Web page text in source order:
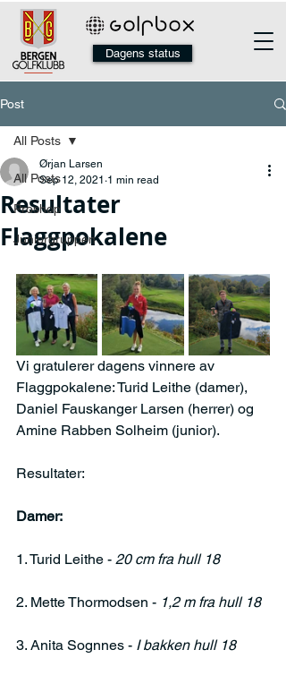
Dagens status
Post
All Posts
Proshop
Juniorgruppen
All Posts
Resultater
Flaggpokalene
Ørjan Larsen
Sep 12, 2021 1 min read
Vi gratulerer dagens vinnere av
Flaggpokalene: Turid Leithe (damer),
Daniel Fauskanger Larsen (herrer) og
Amine Rabben Solheim (junior).
Resultater:
Damer:
1. Turid Leithe - 20 cm fra hull 18
2. Mette Thormodsen - 1,2 m fra hull 18
3. Anita Sognnes - I bakken hull 18